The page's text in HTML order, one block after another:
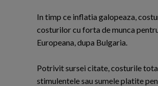
In timp ce inflatia galopeaza,
costurilor cu forta de munca
Europeana, dupa Bulgaria.
Potrivit sursei citate, costurile
stimulentele sau sumele platite